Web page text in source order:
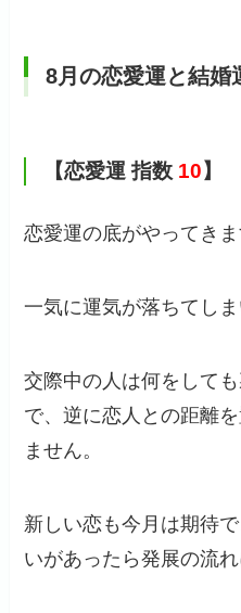
8月の恋愛運と結婚
【恋愛運 指数 10】
恋愛運の底がやってきま
一気に運気が落ちてしま
交際中の人は何をして
で、逆に恋人との距離
ません。
新しい恋も今月は期待
いがあったら発展の流れ